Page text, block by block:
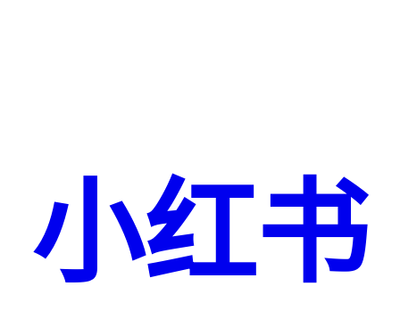
小红书